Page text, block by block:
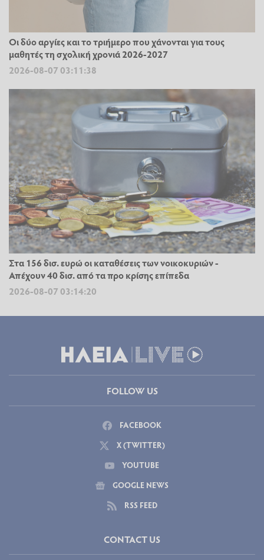
Οι δύο αργίες και το τριήμερο που χάνονται για τους
μαθητές τη σχολική χρονιά 2026-2027
2026-08-07 03:11:38
Στα 156 δισ. ευρώ οι καταθέσεις των νοικοκυριών -
Απέχουν 40 δισ. από τα προ κρίσης επίπεδα
2026-08-07 03:14:20
FOLLOW US
FACEBOOK
X (TWITTER)
YOUTUBE
GOOGLE NEWS
RSS FEED
CONTACT US